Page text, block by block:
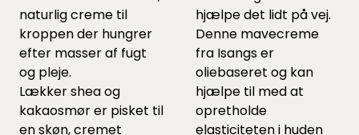
naturlig creme til
kroppen der hungrer
efter masser af fugt
og pleje.
Lækker shea og
kakaosmør er pisket til
en skøn, cremet
hjælpe det lidt på vej.
Denne mavecreme
fra Isangs er
oliebaseret og kan
hjælpe til med at
opretholde
elasticiteten i huden